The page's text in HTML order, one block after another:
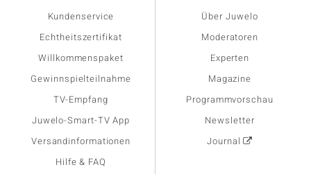
Kundenservice
Echtheitszertifikat
Willkommenspaket
Gewinnspielteilnahme
TV-Empfang
Juwelo-Smart-TV App
Versandinformationen
Hilfe & FAQ
Über Juwelo
Moderatoren
Experten
Magazine
Programmvorschau
Newsletter
Journal